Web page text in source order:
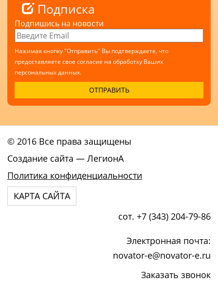
Подписка
Подпишись на новости
Нажимая кнопку "Отправить" Вы подтверждаете, что
предоставляете свое согласие на обработку Ваших
персональных данных.
© 2016 Все права защищены
Создание сайта — ЛегионА
Политика конфиденциальности
КАРТА САЙТА
сот. +7 (343) 204-79-86
Электронная почта:
novator-e@novator-e.ru
Заказать звонок